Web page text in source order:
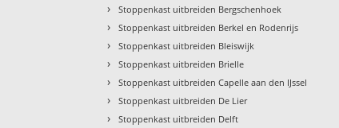
› Stoppenkast uitbreiden Bergschenhoek
› Stoppenkast uitbreiden Berkel en Rodenrijs
› Stoppenkast uitbreiden Bleiswijk
› Stoppenkast uitbreiden Brielle
› Stoppenkast uitbreiden Capelle aan den IJssel
› Stoppenkast uitbreiden De Lier
› Stoppenkast uitbreiden Delft